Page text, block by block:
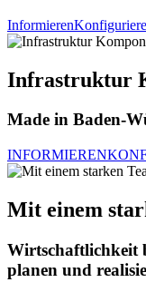
Informieren
Infrastruktur
Made in Baden-
INFORMIEREN
Mit einem
Wirtschaftlichkeit
planen und